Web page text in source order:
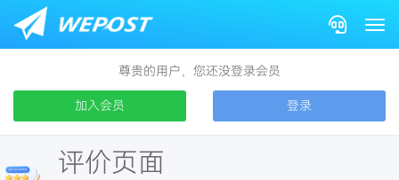
尊贵的用户，您还没登录会员
加入会员 登录
评价页面